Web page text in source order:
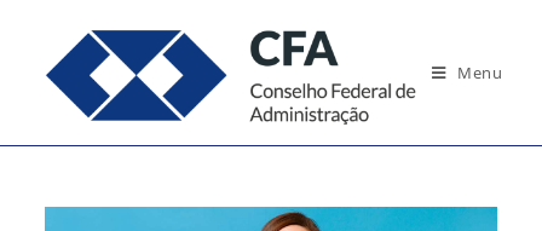
conteúdo
Menu